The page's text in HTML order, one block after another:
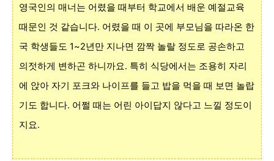
영국인의 매너는 어렸을 때부터 학교에서 배운 예절교육
때문인 것 같습니다. 어렸을 때 이 곳에 부모님을 따라온 한
국 학생들도 1~2년만 지나면 깜짝 놀랄 정도로 공손하고
의젓하게 변하곤 하니까요. 특히 식당에서는 조용히 자리
에 앉아 자기 포크와 나이프를 들고 밥을 먹을 때 보면 놀랍
기도 합니다. 어쩔 때는 어린 아이답지 않다고 느낄 정도이
지요.